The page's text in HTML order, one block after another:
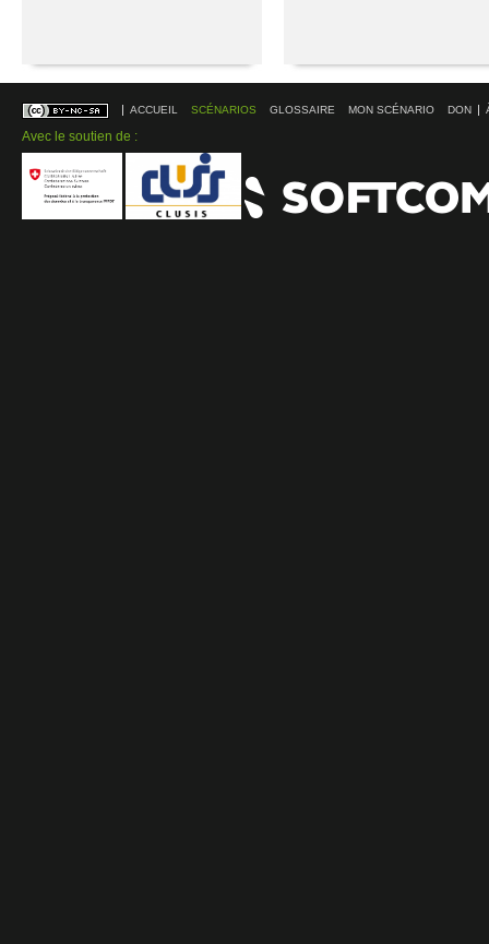
ACCUEIL SCÉNARIOS GLOSSAIRE MON SCÉNARIO DON
Avec le soutien de :